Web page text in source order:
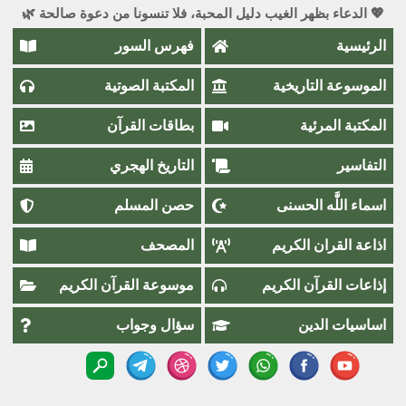
💖 الدعاء بظهر الغيب دليل المحبة، فلا تنسونا من دعوة صالحة 🌿
الرئيسية فهرس السور
الموسوعة التاريخية المكتبة الصوتية
المكتبة المرئية بطاقات القرآن
التفاسير التاريخ الهجري
اسماء اللَّٰه الحسنى حصن المسلم
اذاعة القران الكريم المصحف
إذاعات القرآن الكريم موسوعة القرآن الكريم
اساسيات الدين سؤال وجواب